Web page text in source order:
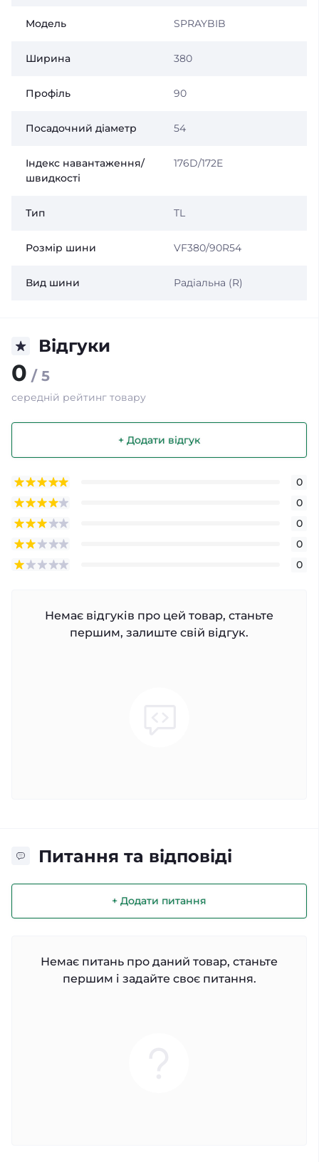
Модель SPRAYBIB
Ширина 380
Профіль 90
Посадочний діаметр 54
Індекс навантаження/
швидкості
176D/172E
Тип TL
Розмір шини VF380/90R54
Вид шини Радіальна (R)
Відгуки
0 / 5
середній рейтинг товару
+ Додати відгук
0
0
0
0
0
Немає відгуків про цей товар, станьте
першим, залиште свій відгук.
Питання та відповіді
+ Додати питання
Немає питань про даний товар, станьте
першим і задайте своє питання.